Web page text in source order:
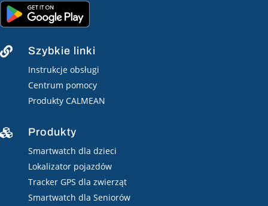
 Szybkie linki
Instrukcje obsługi
Centrum pomocy
Produkty CALMEAN
 Produkty
Smartwatch dla dzieci
Lokalizator pojazdów
Tracker GPS dla zwierząt
Smartwatch dla Seniorów